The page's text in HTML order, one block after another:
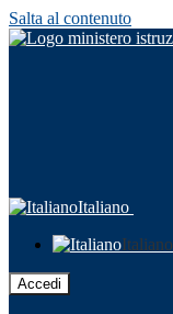
Salta al contenuto
Italiano
Italiano
Accedi